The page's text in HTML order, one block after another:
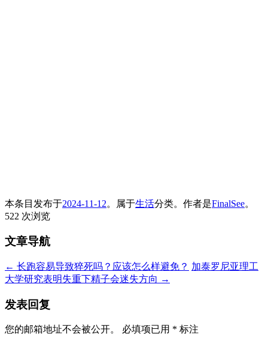
本条目发布于2024-11-12。属于生活分类。 作者是FinalSee。
522 次浏览
文章导航
← 长跑容易导致猝死吗？应该怎么样避免？ 加泰罗尼亚理工
大学研究表明失重下精子会迷失方向 →
发表回复
您的邮箱地址不会被公开。 必填项已用 * 标注